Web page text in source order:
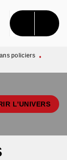
policiers •
L'UNIVERS